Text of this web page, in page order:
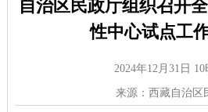
自治区民政厅组织召开
性中心试点工
2024年12月31日 10
来源：西藏自治区